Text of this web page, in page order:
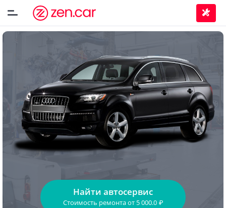
Найти автосервис
Стоимость ремонтаот 5 000.0 ₽